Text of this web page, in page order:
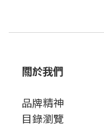
關於我們
品牌精神
目錄瀏覽